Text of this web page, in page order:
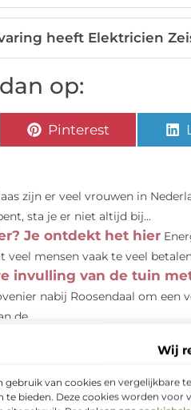
Wij
gebruik van cookies en vergelijkbare
te bieden. Deze cookies worden voor
heeft Elektricien
op:
Pinterest
zijn er veel vrouwen in
sta je er niet altijd bij...
Je ontdekt het hier
mensen vaak te veel
invulling van de tuin
nabij Roosendaal om
de...
een API-platform
pas ondervinden
stoppenkast.
Eerst
zo goed en het verbruikt